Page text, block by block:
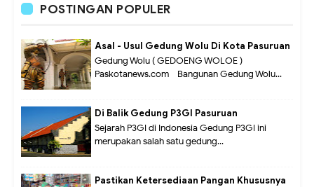
POSTINGAN POPULER
Asal - Usul Gedung Wolu Di Kota Pasuruan
Gedung Wolu ( GEDOENG WOLOE )
Paskotanews.com - Bangunan Gedung Wolu...
Di Balik Gedung P3GI Pasuruan
Sejarah P3GI di Indonesia Gedung P3GI ini
merupakan salah satu gedung...
Pastikan Ketersediaan Pangan Khususnya